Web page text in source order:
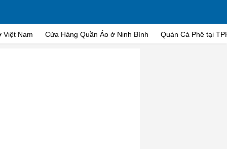
Việt Nam Cửa Hàng Quần Áo ở Ninh Bình Quán Cà Phê tại